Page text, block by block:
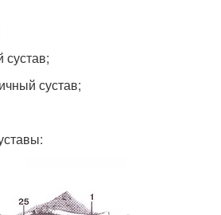
сустав;
сустав;